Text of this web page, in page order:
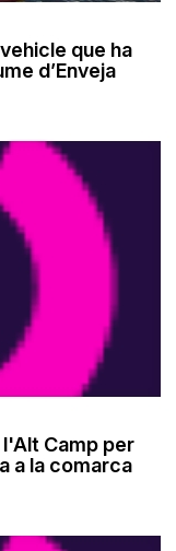
que ha
d’Enveja
l'Alt Camp per
a la comarca